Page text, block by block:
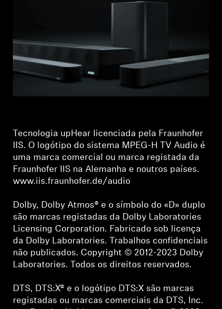
Tecnologia upHear licenciada pela Fraunhofer
IIS. O logótipo do sistema MPEG-H TV Audio é
uma marca comercial ou marca registada da
Fraunhofer IIS na Alemanha e noutros países.
www.iis.fraunhofer.de/audio
Dolby, Dolby Atmos® e o símbolo do «D» duplo
são marcas registadas da Dolby Laboratories
Licensing Corporation. Fabricado sob licença
da Dolby Laboratories. Trabalhos confidenciais
não publicados. Copyright © 2012-2023 Dolby
Laboratories. Todos os direitos reservados.
DTS, DTS:X® e o logótipo DTS:X são marcas
registadas ou marcas comerciais da DTS, Inc.